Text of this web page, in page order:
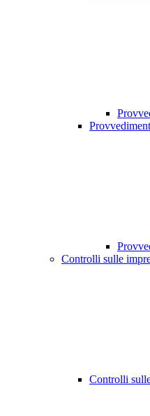
Controlli sulle
Controlli